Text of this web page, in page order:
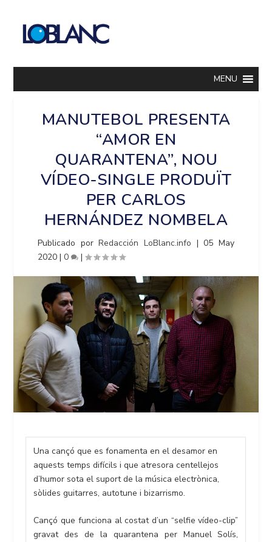
MENU
MANUTEBOL PRESENTA
“AMOR EN
QUARANTENA”, NOU
VÍDEO-SINGLE PRODUÏT
PER CARLOS
HERNÁNDEZ NOMBELA
Publicado porRedacción LoBlanc.info |05 May
2020 |0 |
Una cançó que es fonamenta en el desamor en
aquests temps difícils i que atresora centellejos
d’humor sota el suport de la música electrònica,
sòlides guitarres, autotune i bizarrismo.
Cançó que funciona al costat d’un “selfie vídeo-clip”
gravat des de la quarantena per Manuel Solís,